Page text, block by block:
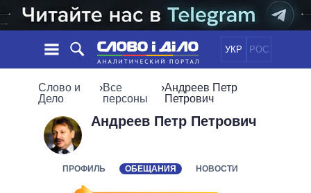
УКР РОС
НОВОСТИ
ЛЕНТА
СОБЫТИЯ
ПОЛИТИКА
ОБЕЩАНИЯ
ИНФОГРАФИКА
Слово и
Дело
›Все
персоны
›Андреев Петр
Петрович
Андреев Петр Петрович
ПРОФИЛЬ ОБЕЩАНИЯ НОВОСТИ